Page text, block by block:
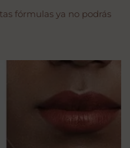
fórmulas ya no podrás